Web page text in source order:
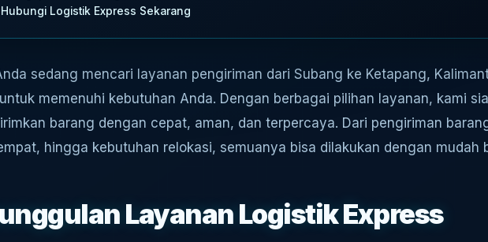
Hubungi Logistik Express Sekarang
sedang mencari layanan pengiriman dari Subang ke Ketapang,
memenuhi kebutuhan Anda. Dengan berbagai pilihan layanan, kami
barang dengan cepat, aman, dan terpercaya. Dari pengiriman
hingga kebutuhan relokasi, semuanya bisa dilakukan dengan mudah
Layanan Logistik Express